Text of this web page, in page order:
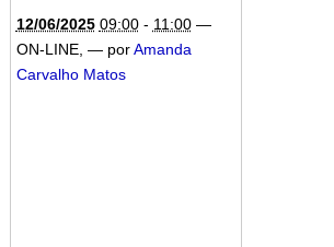
12/06/2025 09:00- 11:00 —
ON-LINE, — porAmanda
Carvalho Matos